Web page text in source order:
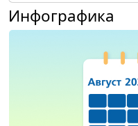
Инфографика